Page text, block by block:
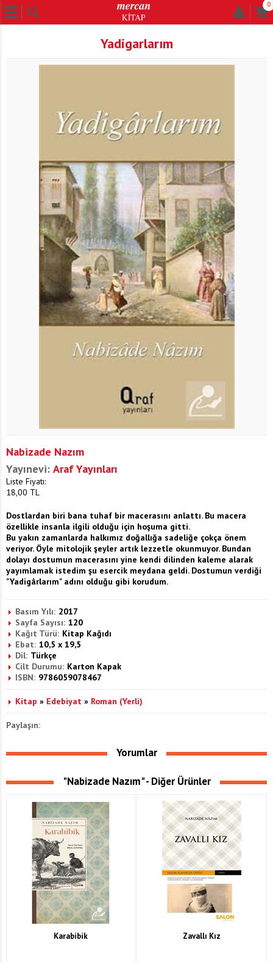
0
Yadigarlarım
Nabizade Nazım
Yayınevi: Araf Yayınları
Liste Fiyatı:
18,00 TL
Dostlardan biri bana tuhaf bir macerasını anlattı. Bu macera
özellikle insanla ilgili olduğu için hoşuma gitti.
Bu yakın zamanlarda halkımız doğallığa sadeliğe çokça önem
veriyor. Öyle mitolojik şeyler artık lezzetle okunmuyor. Bundan
dolayı dostumun macerasını yine kendi dilinden kaleme alarak
yayımlamak istedim şu esercik meydana geldi. Dostumun verdiği
"Yadigârlarım" adını olduğu gibi korudum.
Basım Yılı: 2017
Sayfa Sayısı: 120
Kağıt Türü: Kitap Kağıdı
Ebat: 10,5 x 19,5
Dil: Türkçe
Cilt Durumu: Karton Kapak
ISBN: 9786059078467
Kitap » Edebiyat » Roman (Yerli)
Paylaşın:
Yorumlar
"Nabizade Nazım" - Diğer Ürünler
Karabibik Zavallı Kız